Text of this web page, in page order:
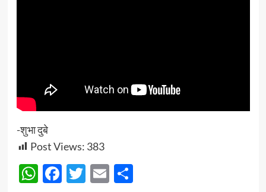
-शुभा दुबे
Post Views: 383
WhatsApp
Facebook
Twitter
EmailShare